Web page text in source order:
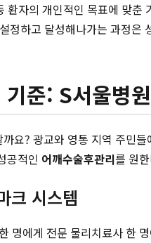
자의 개인적인 목표에 맞
정하고 달성해나가는 과정은
준: S서울병
까요? 광교와 영통 지역 주민
공적인 어깨수술후관리를 원
크 시스템
명에게 전문 물리치료사 한